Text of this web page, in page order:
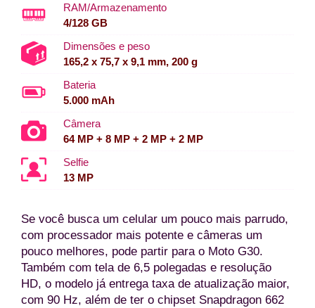
RAM/Armazenamento
4/128 GB
Dimensões e peso
165,2 x 75,7 x 9,1 mm, 200 g
Bateria
5.000 mAh
Câmera
64 MP + 8 MP + 2 MP + 2 MP
Selfie
13 MP
Se você busca um celular um pouco mais parrudo,
com processador mais potente e câmeras um
pouco melhores, pode partir para o Moto G30.
Também com tela de 6,5 polegadas e resolução
HD, o modelo já entrega taxa de atualização maior,
com 90 Hz, além de ter o chipset Snapdragon 662